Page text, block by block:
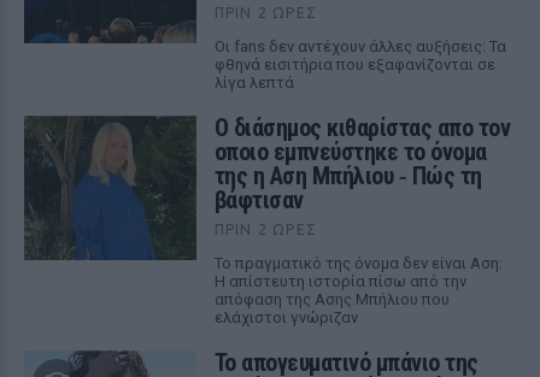
ΠΡΙΝ 2 ΏΡΕΣ
Οι fans δεν αντέχουν άλλες αυξήσεις: Τα
φθηνά εισιτήρια που εξαφανίζονται σε
λίγα λεπτά
Ο διάσημος κιθαρίστας απο τον
οποιο εμπνεύστηκε το όνομα
της η Αση Μπήλιου ‑ Πώς τη
βάφτισαν
ΠΡΙΝ 2 ΏΡΕΣ
Το πραγματικό της όνομα δεν είναι Αση:
Η απίστευτη ιστορία πίσω από την
απόφαση της Ασης Μπήλιου που
ελάχιστοι γνώριζαν
Το απογευματινό μπάνιο της